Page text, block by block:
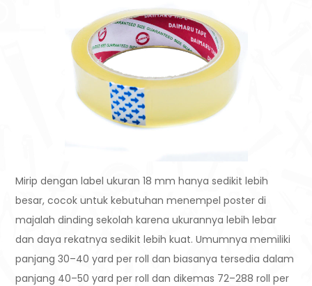
Mirip dengan label ukuran 18 mm hanya sedikit lebih
besar, cocok untuk kebutuhan menempel poster di
majalah dinding sekolah karena ukurannya lebih lebar
dan daya rekatnya sedikit lebih kuat. Umumnya memiliki
panjang 30–40 yard per roll dan biasanya tersedia dalam
panjang 40–50 yard per roll dan dikemas 72–288 roll per